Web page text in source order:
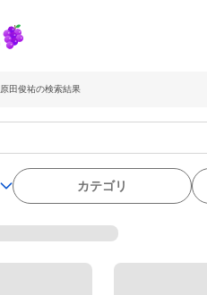
原田俊祐の検索結果
カテゴリ